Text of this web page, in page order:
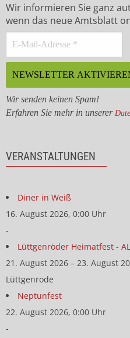
Wir informieren Sie ganz
wenn das neue Amtsblatt
Wir senden keinen Spam!
Erfahren Sie mehr in unserer
VERANSTALTUNGEN
Diner in Weiß
16. August 2026, 0:00 Uhr
-
Lüttgenröder Heimatfest -
21. August 2026 – 23. August
Lüttgenrode
Neptunfest
22. August 2026, 0:00 Uhr
-